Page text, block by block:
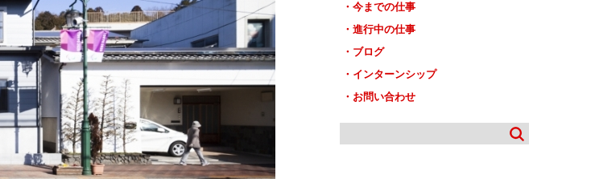
今までの仕事
進行中の仕事
ブログ
インターンシップ
お問い合わせ